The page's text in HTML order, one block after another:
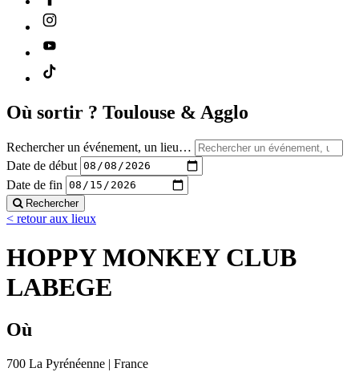
Où sortir ? Toulouse & Agglo
Rechercher un événement, un lieu…
Date de début
Date de fin
Rechercher
< retour aux lieux
HOPPY MONKEY CLUB
LABEGE
Où
700 La Pyrénéenne | France